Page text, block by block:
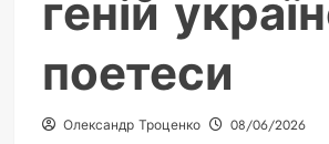
геній
поетеси
Олександр Троценко 08/06/2026